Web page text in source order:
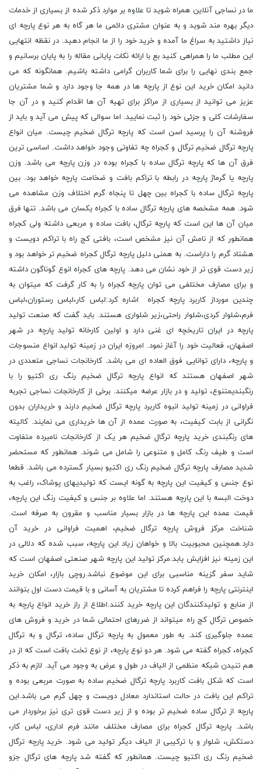
ما در نساجی آنلاین همراه شوید تا علاوه بر موارد ذکر شده از بسیاری از خدمات
دیگر بهره مند شوید و به عنوان مشتری دائمی ما هر گاه به هر نوع پارچه ای
نیاز داشتید به سراغ ما آمده و خرید خود را از ما انجام دهید. در نقظه انتهایی
این مطلب ما را همراهی کنید بع با ارائه نکات پایانی مقاله را به پایان برسانیم و
جمع بندی نهایی را برای شما کاربران گرامی داشته باشیم. همانگونه که می
دانید امکان خرید این نوع از پارچه ها در همه جا وجود دارد و شما مشتریان
عزیز می توانید از بسیاری از مراکز برای تهیه آن ها اقدام کنید و در آن جا
سفارشات کلی و جزئی خود را ثبت نمایید. اما سوالی که پیش می آید و باید از
فروشنه آن را پرسید اسن است که پارچه ترگال ضخیم چیست. میان انواع
پارچه ترگال ضخیم ترگال و کجراه چه تفاوتی وجود خواهد داشت. اساسی ترین
فرق آن ها که پارچه ترگال ساده با کجراه بوده در وزن پارچه می باشد. وزن
پارچه یا گرماژ پارچه در رابطه با تراکم بافت و ضخامت پارچه خواهد بود. بین
پارچه ترگال ساده با کجراه بین چهل تا پنجاه گرم اختلاف وزن مشاهده می
شود. همه مشخصه های پارچه ترگال ساده با کجراه یکسان می باشد. تنها فرق
میان آن ها این است که پارچه ترگال، بافت ساده و مربعی داشته ولی کجراه
همانطور که از نامش آن نیز مشخص است، بافتی کج راه با تراکم دویست و
هشتاد گرم را داراست. به همنی دلیل پارچه ترگال کجراه ضخیم تر خواهد بود و
زیر دست قوی تر از خود نشان می دهد. پارچه های کجراه انوع گوناگون داشته
و برای مصارف مختلفی می توان پارچه کجراه را به کار گرفت که میتوان به
چندین مورداز کاربرد پارچه کجراه اشاره کرد:لباس کار،لباس رستوران،لباس
فرم،شلوار کردی،شلوار راحتی،زیر شلواری هستند. باید گفت که صنعت تولید
پارچه در ایران تاریخچه ای غنی دارد و اولین کارخانه تولید پارچه در شهر
اصفهان، فعالیت خود را آغاز نمود. امروزه ایران در زمینه تولید انواع منسوجات
و پارچه، دارای توانایی فوق العاده ای می باشد. کارخانجات نساجی متعددی در
شهر اصفهان هستند که انواع پارچه ترگال ضخیم رنگ ری اکتیو را با
رنگبندیمتنوع، تولید و در بازار عرضه میکنند. برخی از کارخانجات نساجی تجربه
فراوانی در زمینه تولید انبوه کاربرد پارچه ترگال ضخیم دارند و خریداران بدون
نگرانی از بابت کیفیت، به صورت عمده از آن ها خریداری می نمایند. کالیته
های رنگبندی خرید پارچه ترگال ضخیم هر یک از کارخانجات نامبرده متفاوت
است و طیف رنگ کامل و متنوعی را شامل می شوند. همانطور که مستحضر
شدید مصارف پارچه ترگال ضخیم رنگ ری اکتیو بسیار گسترده می باشد. قطعا
نوع جنس و کیفیت این پارچه به گونه ایست که تولیدیهای پوشاک، راغب به
دوخت البسه با این پارچه هستند. اما علاوه بر جنس و کیفیت رنگ این پارچه،
قیمت عمده این پارچه ها در بازار بسیار مناسب و مقرون به صرفه است.
شناخت مرکز فروش پارچه ترگال ضخیم، اهمیت فراوانی در خرید آن
دارد.همچنین محبوبیت بالا و خواهان زیاد این پارچه، سبب شده که دلالی در
این زمینه نیز افزایش یابد.مرکز تولید این پارچه شهر صنعتی اصفهان است که
شاید سفر گزینه مناسبی برای این موضوع نباشد.روچی بازار، امکان خرید
اینترنتی پارچه را فراهم کرده تا مشتریان به آسانی و با قیمت دست اول بتوانند
از منابع و تولیدکنندگان این پارچه خرید کنند.اطلاع از راز خرید انواع پارچه به
خصوص ترگال کج راه میتواند از ضررهای احتمالی شما در خرید و فروش های
عمده جلوگیری کند. به طور معمول به پارچه ترگال ساده، ترگال و به ترگال
کجراه، کجراه گفته می شود. هر دو نوع پارچه، از نوع تخت بافت است که از در
هم تنیدن شبکه منظمی از الیاف در طول و عرض به وجود می آید. لازم به ذکر
است که شکل بافت کاربرد پارچه ترگال ضخیم ساده به صورت مربعی بوده و
تراکم این بافت در حالت استاندارد معادل دویست و چهل گرم می باشد.این
پارچه از ترگال ساده ضخیم تر بوده و از زیر دست قوی تری نیز برخوردار می
باشد. پارچه ترگال کجراه برای مصارف مختلف مانند فرم اداری، لباس کار،
دستکش، شلوار و با ترکیبی از الیاف دیگر تولید می شود. خرید پارچه ترگال
ضخیم رنگ ری اکتیو چیست. همانطور که گفته شد پارچه های ترگال جزو